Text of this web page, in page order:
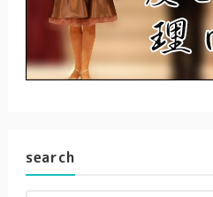
search